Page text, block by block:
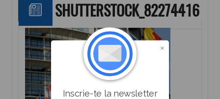
SHUTTERSTOCK_82274416
Inscrie-te la newsletter